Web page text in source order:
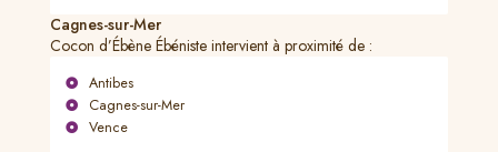
Cagnes-sur-Mer
Cocon d’Ébène Ébéniste intervient à proximité de :
Antibes
Cagnes-sur-Mer
Vence